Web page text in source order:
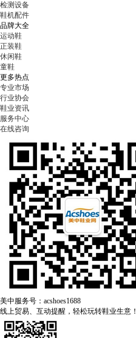
检测设备
鞋机配件
品牌大全
运动鞋
正装鞋
休闲鞋
童鞋
更多热点
专业市场
行业协会
鞋业资讯
服务中心
在线咨询
美中服务号：acshoes1688
线上贸易、互动提醒，轻松玩转鞋业生意！